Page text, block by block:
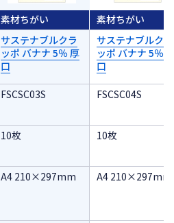
素材ちがい
サステナブルクラ
ッポ バナナ 5％ 厚
口
FSCSC03S
10枚
A4 210×297mm
素材ちがい
サステナブルクラ
ッポ バナナ 5％
口
FSCSC04S
10枚
A4 210×297mm